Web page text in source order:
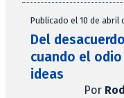
Publicado el 10 de abril
Del
cuando el
ideas
Por